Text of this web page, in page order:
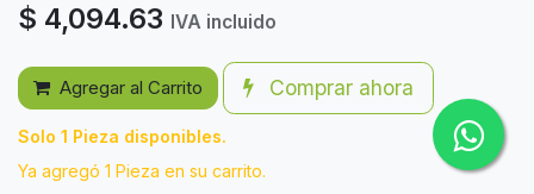
$ 4,094.63 IVA incluido
Agregar al Carrito Comprar ahora
Solo 1 Pieza disponibles.
Ya agregó 1 Pieza en su carrito.